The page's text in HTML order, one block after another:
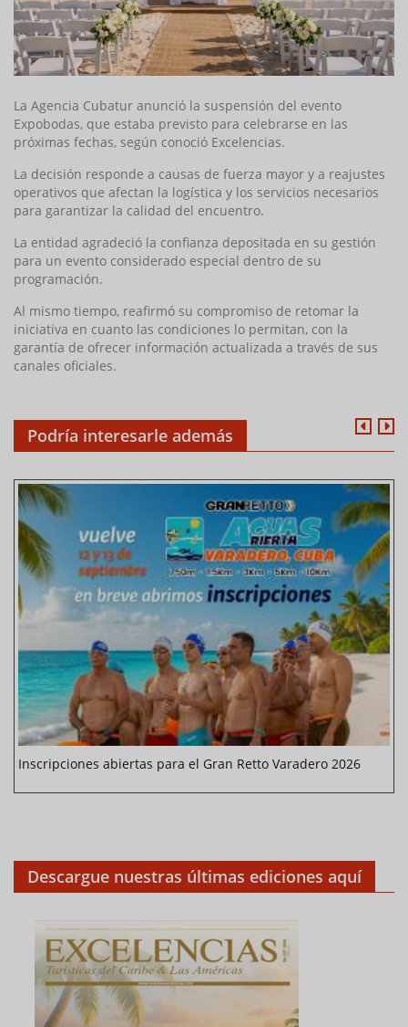
La Agencia Cubatur anunció la suspensión del evento
Expobodas, que estaba previsto para celebrarse en las
próximas fechas, según conoció Excelencias.
La decisión responde a causas de fuerza mayor y a reajustes
operativos que afectan la logística y los servicios necesarios
para garantizar la calidad del encuentro.
La entidad agradeció la confianza depositada en su gestión
para un evento considerado especial dentro de su
programación.
Al mismo tiempo, reafirmó su compromiso de retomar la
iniciativa en cuanto las condiciones lo permitan, con la
garantía de ofrecer información actualizada a través de sus
canales oficiales.
Podría interesarle además
Inscripciones abiertas para el Gran Retto Varadero 2026
Descargue nuestras últimas ediciones aquí